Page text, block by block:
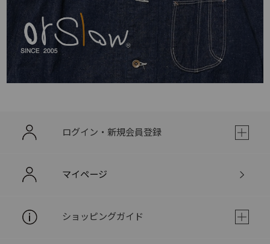
ログイン・新規会員登録
マイページ
ショッピングガイド